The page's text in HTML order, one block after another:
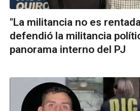
"La militancia no es
defendió la militancia
panorama interno del PJ